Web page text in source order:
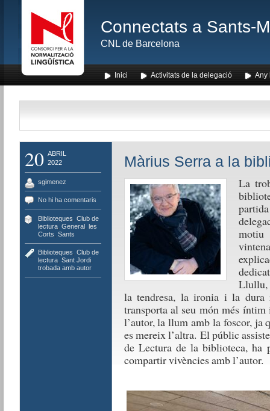
Connectats a Sants-
CNL de Barcelona
Inici Activitats de la delegació Any
20 ABRIL
2022
sgimenez
No hi ha comentaris
Biblioteques Club de
lectura, General, les
Corts Sants
Biblioteques Club de
lectura, Sant Jordi,
trobada amb autor
Màrius Serra a la
La
Llullu,
la tendresa, la ironia i la dura
transporta al seu món més
l’autor, la llum amb la foscor, ja
es mereix l’altra. El públic
de Lectura de la biblioteca, ha
compartir vivències amb l’autor.